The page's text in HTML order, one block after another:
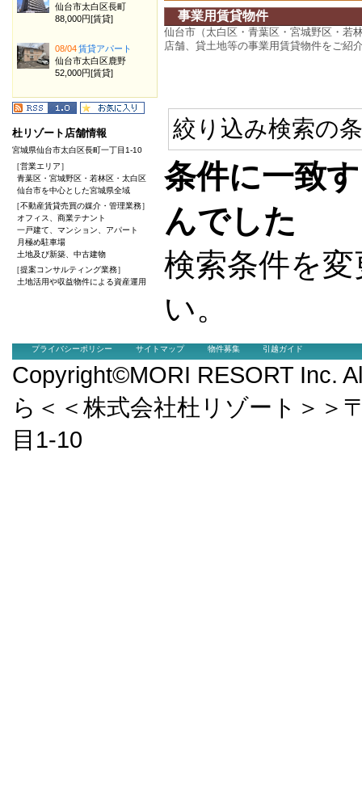
事業用賃貸物件
仙台市（太白区・青葉区・宮城野区・若
店舗、貸土地等の事業用賃貸物件をご紹
絞り込み検索の
条件に一致
んでした
検索条件を
い。
仙台市太白区長町
88,000円[賃貸]
08/04賃貸アパート
仙台市太白区鹿野
52,000円[賃貸]
杜リゾート店舗情報
宮城県仙台市太白区長町一丁目1-10
［営業エリア］
青葉区・宮城野区・若林区・太白区
仙台市を中心とした宮城県全域
［不動産賃貸売買の媒介・管理業務］
オフィス、商業テナント
一戸建て、マンション、アパート
月極め駐車場
土地及び新築、中古建物
［提案コンサルティング業務］
土地活用や収益物件による資産運用
プライバシーポリシー サイトマップ 物件募集 引越ガイド
Copyright©MORI RESORT Inc.
ら＜＜株式会社杜リゾート＞＞
目1-10